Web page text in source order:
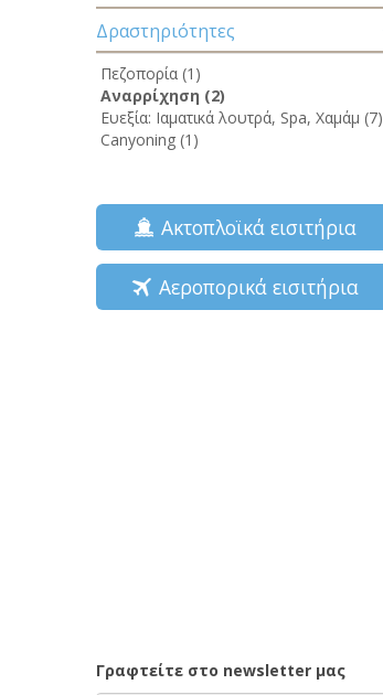
Δραστηριότητες
Πεζοπορία (1)
Αναρρίχηση (2)
Ευεξία: Ιαματικά λουτρά, Spa, Χαμάμ (7)
Canyoning (1)
Ακτοπλοϊκά εισιτήρια
Αεροπορικά εισιτήρια
Γραφτείτε στο newsletter μας